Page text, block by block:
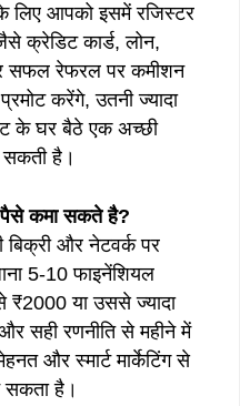
लिए आपको इसमें रजिस्टर
क्रेडिट कार्ड, लोन,
सफल रेफरल पर कमीशन
करेंगे, उतनी ज्यादा
के घर बैठे एक अच्छी
सकती है।
कमा सकते है?
और नेटवर्क पर
5-10 फाइनेंशियल
या उससे ज्यादा
सही रणनीति से महीने में
और स्मार्ट मार्केटिंग से
सकता है।